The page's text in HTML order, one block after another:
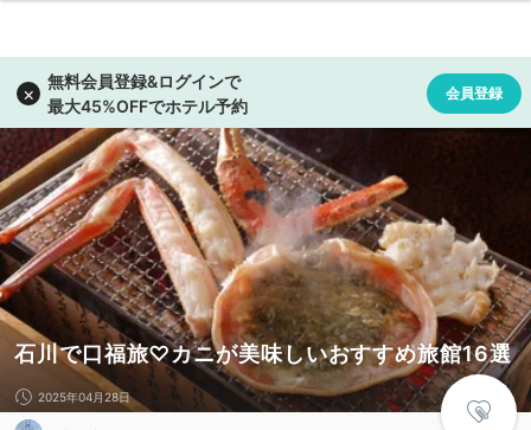
石川で口福旅♡カニが美味しいおすすめ旅館16選
2025年04月28日